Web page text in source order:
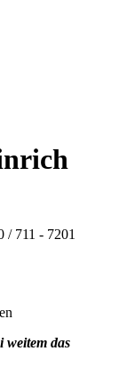
/ 711 - 7201
weitem das